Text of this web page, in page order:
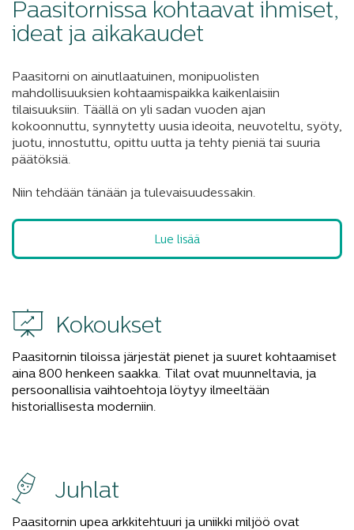
Paasitornissa kohtaavat ihmiset,
ideat ja aikakaudet
Paasitorni on ainutlaatuinen, monipuolisten
mahdollisuuksien kohtaamispaikka kaikenlaisiin
tilaisuuksiin. Täällä on yli sadan vuoden ajan
kokoonnuttu, synnytetty uusia ideoita, neuvoteltu, syöty,
juotu, innostuttu, opittu uutta ja tehty pieniä tai suuria
päätöksiä.
Niin tehdään tänään ja tulevaisuudessakin.
Lue lisää
Kokoukset
Paasitornin tiloissa järjestät pienet ja suuret kohtaamiset
aina 800 henkeen saakka. Tilat ovat muunneltavia, ja
persoonallisia vaihtoehtoja löytyy ilmeeltään
historiallisesta moderniin.
Juhlat
Paasitornin upea arkkitehtuuri ja uniikki miljöö ovat